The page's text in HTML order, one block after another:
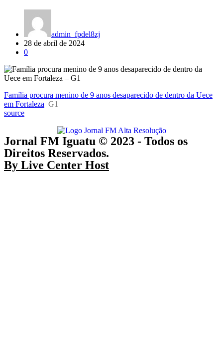
admin_fpdel8zj
28 de abril de 2024
0
Família procura menino de 9 anos desaparecido de dentro da Uece
em Fortaleza G1
source
Jornal FM Iguatu © 2023 - Todos os
Direitos Reservados.
By Live Center Host